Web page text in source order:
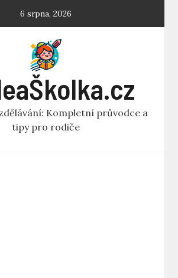
6 srpna, 2026
Kompletní průvodce a
tipy pro rodiče